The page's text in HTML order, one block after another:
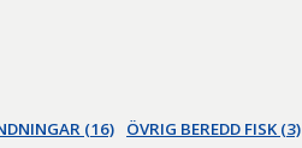
(16)
ÖVRIG BEREDD FISK (3)